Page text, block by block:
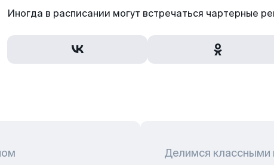
Иногда в расписании могут встречаться чартерные
Делимся классными